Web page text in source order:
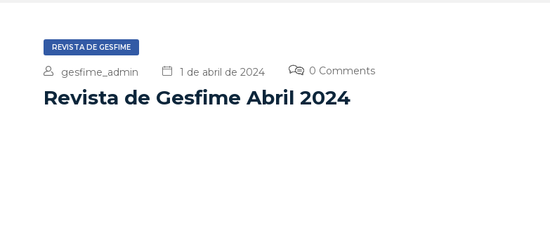
REVISTA DE GESFIME
gesfime_admin 1 de abril de 2024 0 Comments
Revista de Gesfime Abril 2024